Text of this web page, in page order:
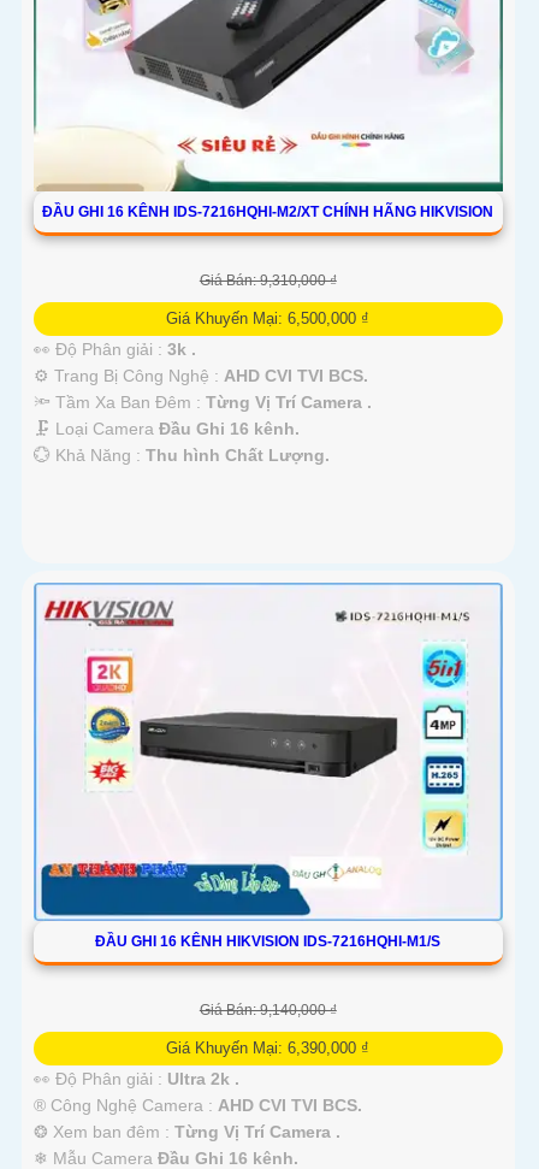
ĐẦU GHI 16 KÊNH IDS-7216HQHI-M2/XT CHÍNH HÃNG HIKVISION
Giá Bán: 9,310,000 ₫
Giá Khuyến Mại: 6,500,000 ₫
👀 Độ Phân giải : 3k .
⚙ Trang Bị Công Nghệ : AHD CVI TVI BCS.
🔦 Tầm Xa Ban Đêm : Từng Vị Trí Camera .
🗜️ Loại Camera Đầu Ghi 16 kênh.
️💮 Khả Năng : Thu hình Chất Lượng.
ĐẦU GHI 16 KÊNH HIKVISION IDS-7216HQHI-M1/S
Giá Bán: 9,140,000 ₫
Giá Khuyến Mại: 6,390,000 ₫
👀 Độ Phân giải : Ultra 2k .
®️ Công Nghệ Camera : AHD CVI TVI BCS.
❂ Xem ban đêm : Từng Vị Trí Camera .
❄ Mẫu Camera Đầu Ghi 16 kênh.